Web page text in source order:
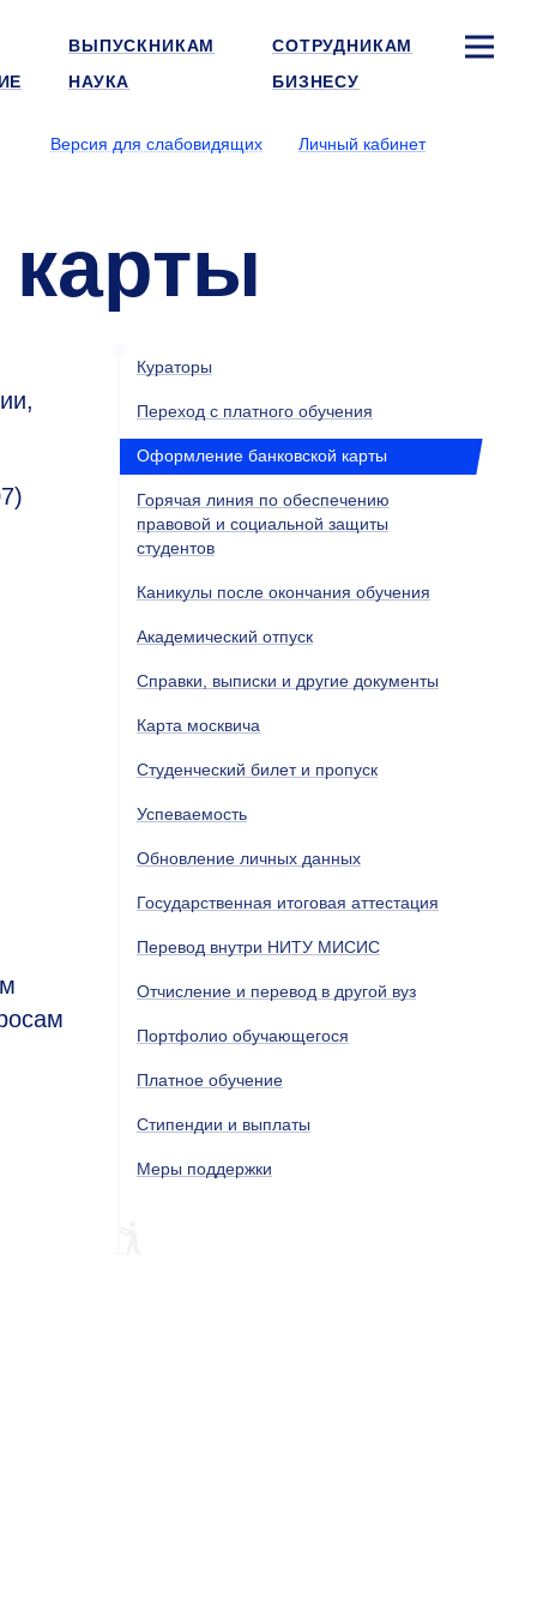
ВЫПУСКНИКАМ
СОТРУДНИКАМ
НАУКА БИЗНЕСУ
Версия для слабовидящих
Личный кабинет
Кураторы
Переход с платного обучения
Оформление банковской карты
Горячая линия по обеспечению
правовой и социальной защиты
студентов
Каникулы после окончания обучения
Академический отпуск
Справки, выписки и другие документы
Карта москвича
Студенческий билет и пропуск
Успеваемость
Обновление личных данных
Государственная итоговая аттестация
Перевод внутри НИТУ МИСИС
Отчисление и перевод в другой вуз
Портфолио обучающегося
Платное обучение
Стипендии и выплаты
Меры поддержки